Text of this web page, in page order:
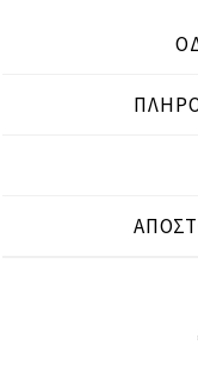
● ΚΑΝΟΝΙΚΗ ΕΦΑΡΜΟΓΗ
in